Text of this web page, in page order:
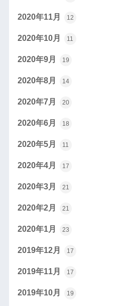
2020年11月 12
2020年10月 11
2020年9月 19
2020年8月 14
2020年7月 20
2020年6月 18
2020年5月 11
2020年4月 17
2020年3月 21
2020年2月 21
2020年1月 23
2019年12月 17
2019年11月 17
2019年10月 19